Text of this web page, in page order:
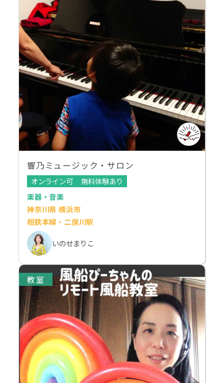
響乃ミュージック・サロン
オンライン可
無料体験あり
楽器・音楽
神奈川県 横浜市
相鉄本線・二俣川駅
いのせまりこ
教室